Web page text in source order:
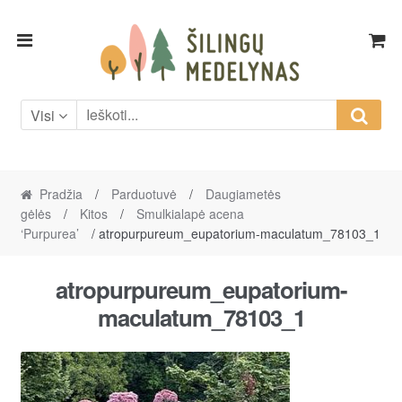
Skip
Skip
Visi
Pradžia / Parduotuvė /
Daugiametės
gėlės
/ Kitos /
Smulkialapė acena
‘Purpurea’
/ atropurpureum_eupatorium-maculatum_78103_1
atropurpureum_eupatorium-
maculatum_78103_1